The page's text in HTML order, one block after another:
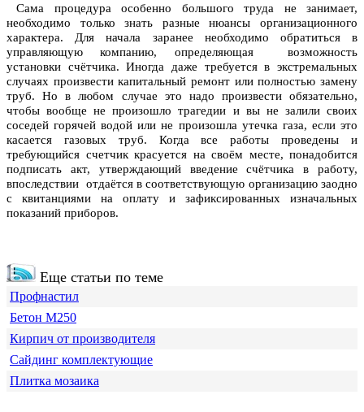
Сама процедура особенно большого труда не занимает,
необходимо только знать разные нюансы организационного
характера. Для начала заранее необходимо обратиться в
управляющую компанию, определяющая возможность
установки счётчика. Иногда даже требуется в экстремальных
случаях произвести капитальный ремонт или полностью замену
труб. Но в любом случае это надо произвести обязательно,
чтобы вообще не произошло трагедии и вы не залили своих
соседей горячей водой или не произошла утечка газа, если это
касается газовых труб. Когда все работы проведены и
требующийся счетчик красуется на своём месте, понадобится
подписать акт, утверждающий введение счётчика в работу,
впоследствии отдаётся в соответствующую организацию заодно
с квитанциями на оплату и зафиксированных изначальных
показаний приборов.
Еще статьи по теме
Профнастил
Бетон М250
Кирпич от производителя
Сайдинг комплектующие
Плитка мозаика